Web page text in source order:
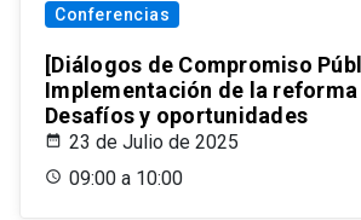
Conferencias
[Diálogos de Compromiso
Implementación de la
Desafíos y oportunidades
23 de Julio de 2025
09:00 a 10:00